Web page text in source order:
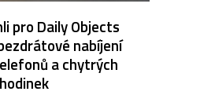
pro Daily Objects
nabíjení
a chytrých
hodinek